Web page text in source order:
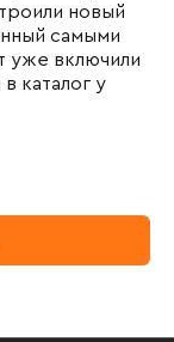
новый
самыми
уже включили
в каталог у